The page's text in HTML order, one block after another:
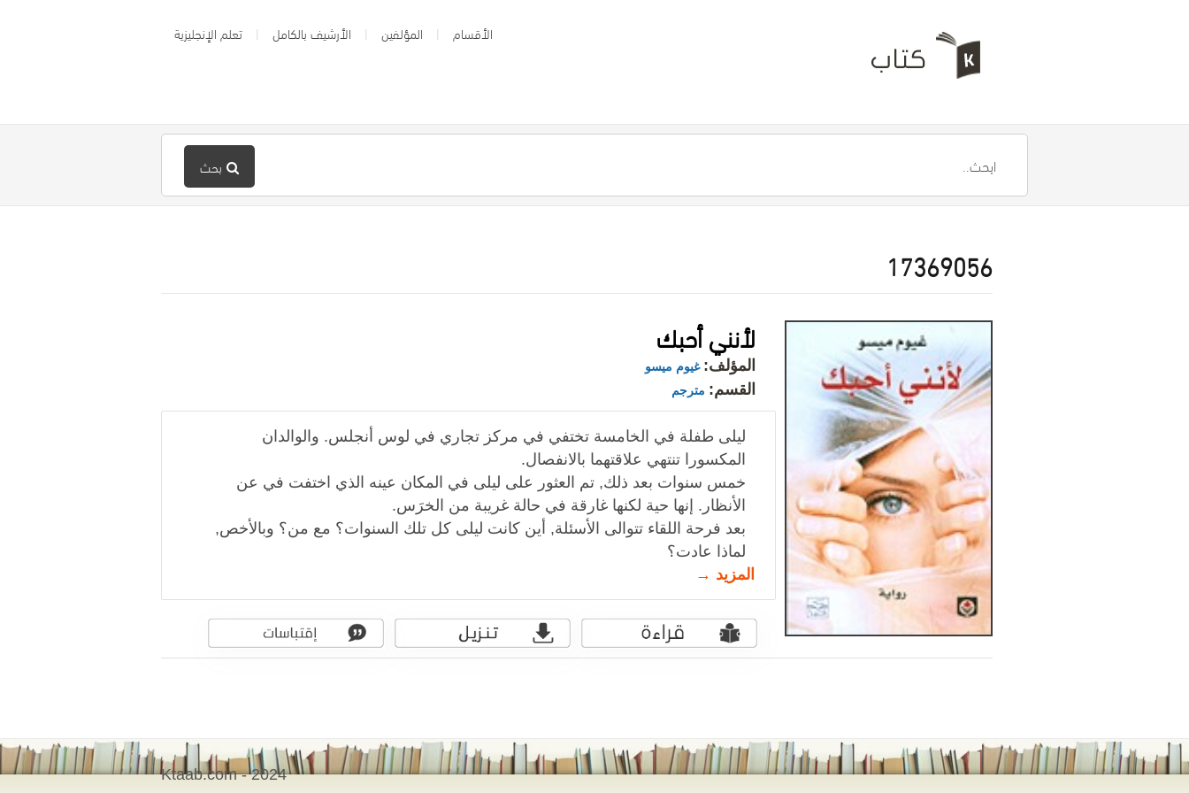
الأقسام المؤلفين الأرشيف بالكامل تعلم الإنجليزية
بحث
17369056
لأنني أحبك
المؤلف: غيوم ميسو
القسم: مترجم
ليلى طفلة في الخامسة تختفي في مركز تجاري في لوس أنجلس. والوالدان
المكسورا تنتهي علاقتهما بالانفصال.
خمس سنوات بعد ذلك, تم العثور على ليلى في المكان عينه الذي اختفت في عن
الأنظار. إنها حية لكنها غارقة في حالة غريبة من الخرَس.
بعد فرحة اللقاء تتوالى الأسئلة, أين كانت ليلى كل تلك السنوات؟ مع من؟ وبالأخص,
لماذا عادت؟
المزيد →
Ktaab.com - 2024